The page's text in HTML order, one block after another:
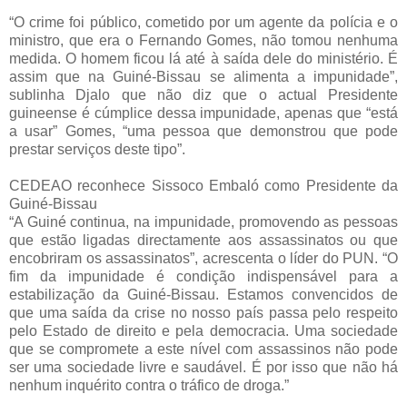
“O crime foi público, cometido por um agente da polícia e o
ministro, que era o Fernando Gomes, não tomou nenhuma
medida. O homem ficou lá até à saída dele do ministério. É
assim que na Guiné-Bissau se alimenta a impunidade”,
sublinha Djalo que não diz que o actual Presidente
guineense é cúmplice dessa impunidade, apenas que “está
a usar” Gomes, “uma pessoa que demonstrou que pode
prestar serviços deste tipo”.
CEDEAO reconhece Sissoco Embaló como Presidente da
Guiné-Bissau
“A Guiné continua, na impunidade, promovendo as pessoas
que estão ligadas directamente aos assassinatos ou que
encobriram os assassinatos”, acrescenta o líder do PUN. “O
fim da impunidade é condição indispensável para a
estabilização da Guiné-Bissau. Estamos convencidos de
que uma saída da crise no nosso país passa pelo respeito
pelo Estado de direito e pela democracia. Uma sociedade
que se compromete a este nível com assassinos não pode
ser uma sociedade livre e saudável. É por isso que não há
nenhum inquérito contra o tráfico de droga.”